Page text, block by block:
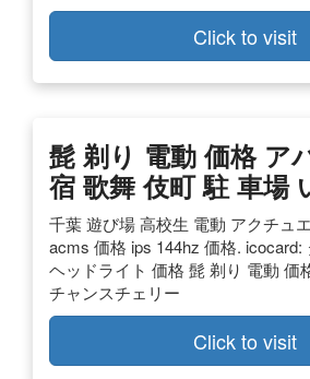
Click to visit
髭 剃り 電動 価格 ア
宿 歌舞 伎町 駐 車場
千葉 遊び場 高校生 電動 アクチュ
acms 価格 ips 144hz 価格. icocard:
ヘッドライト 価格 髭 剃り 電動 価
チャンスチェリー
Click to visit